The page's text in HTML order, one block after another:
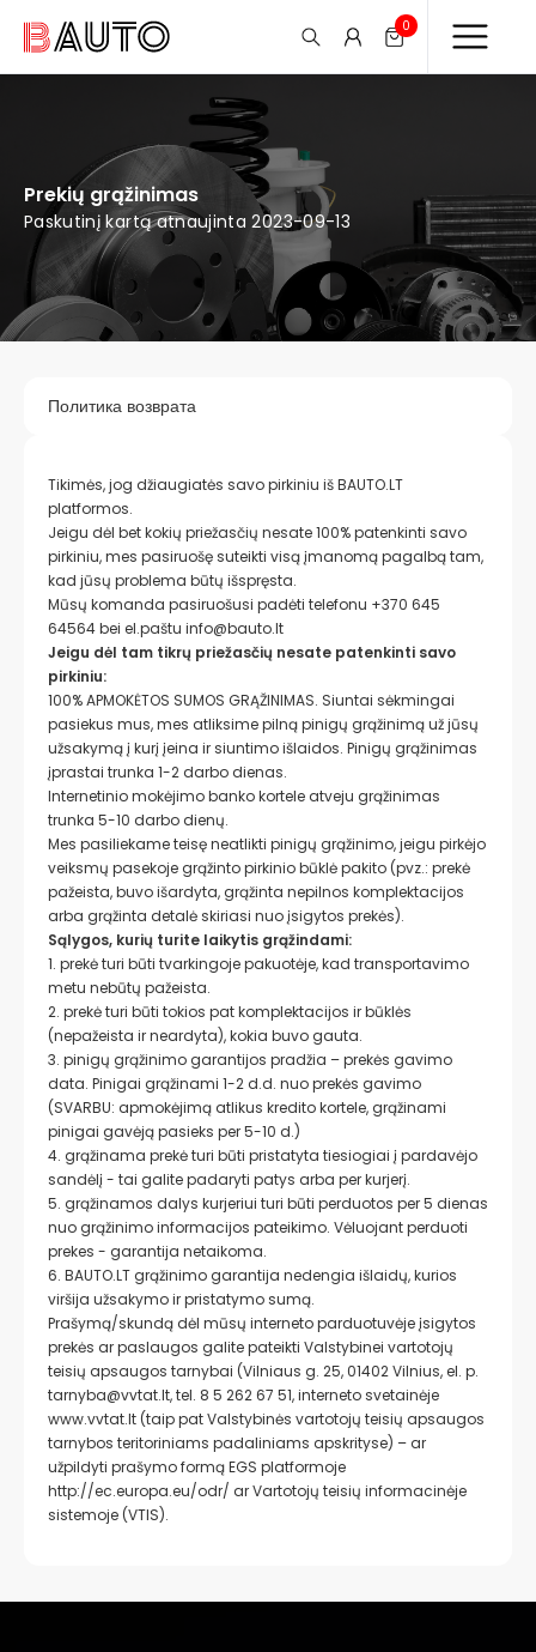
0
Prekių grąžinimas
Paskutinį kartą atnaujinta 2023-09-13
Политика возврата
Tikimės, jog džiaugiatės savo pirkiniu iš BAUTO.LT
platformos.
Jeigu dėl bet kokių priežasčių nesate 100% patenkinti savo
pirkiniu, mes pasiruošę suteikti visą įmanomą pagalbą tam,
kad jūsų problema būtų išspręsta.
Mūsų komanda pasiruošusi padėti telefonu +370 645
64564 bei el.paštu info@bauto.lt
Jeigu dėl tam tikrų priežasčių nesate patenkinti savo
pirkiniu:
100% APMOKĖTOS SUMOS GRĄŽINIMAS. Siuntai sėkmingai
pasiekus mus, mes atliksime pilną pinigų grąžinimą už jūsų
užsakymą į kurį įeina ir siuntimo išlaidos. Pinigų grąžinimas
įprastai trunka 1-2 darbo dienas.
Internetinio mokėjimo banko kortele atveju grąžinimas
trunka 5-10 darbo dienų.
Mes pasiliekame teisę neatlikti pinigų grąžinimo, jeigu pirkėjo
veiksmų pasekoje grąžinto pirkinio būklė pakito (pvz.: prekė
pažeista, buvo išardyta, grąžinta nepilnos komplektacijos
arba grąžinta detalė skiriasi nuo įsigytos prekės).
Sąlygos, kurių turite laikytis grąžindami:
1. prekė turi būti tvarkingoje pakuotėje, kad transportavimo
metu nebūtų pažeista.
2. prekė turi būti tokios pat komplektacijos ir būklės
(nepažeista ir neardyta), kokia buvo gauta.
3. pinigų grąžinimo garantijos pradžia – prekės gavimo
data. Pinigai grąžinami 1-2 d.d. nuo prekės gavimo
(SVARBU: apmokėjimą atlikus kredito kortele, grąžinami
pinigai gavėją pasieks per 5-10 d.)
4. grąžinama prekė turi būti pristatyta tiesiogiai į pardavėjo
sandėlį - tai galite padaryti patys arba per kurjerį.
5. grąžinamos dalys kurjeriui turi būti perduotos per 5 dienas
nuo grąžinimo informacijos pateikimo. Vėluojant perduoti
prekes - garantija netaikoma.
6. BAUTO.LT grąžinimo garantija nedengia išlaidų, kurios
viršija užsakymo ir pristatymo sumą.
Prašymą/skundą dėl mūsų interneto parduotuvėje įsigytos
prekės ar paslaugos galite pateikti Valstybinei vartotojų
teisių apsaugos tarnybai (Vilniaus g. 25, 01402 Vilnius, el. p.
tarnyba@vvtat.lt, tel. 8 5 262 67 51, interneto svetainėje
www.vvtat.lt (taip pat Valstybinės vartotojų teisių apsaugos
tarnybos teritoriniams padaliniams apskrityse) – ar
užpildyti prašymo formą EGS platformoje
http://ec.europa.eu/odr/ ar Vartotojų teisių informacinėje
sistemoje (VTIS).